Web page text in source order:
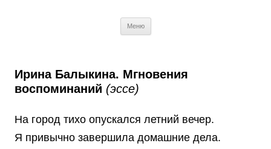
Меню
Ирина Балыкина. Мгновения
воспоминаний (эссе)
На город тихо опускался летний вечер.
Я привычно завершила домашние дела.